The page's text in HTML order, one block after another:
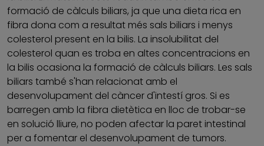
formació de càlculs biliars, ja que una dieta rica en
fibra dona com a resultat més sals biliars i menys
colesterol present en la bilis. La insolubilitat del
colesterol quan es troba en altes concentracions en
la bilis ocasiona la formació de càlculs biliars. Les sals
biliars també s'han relacionat amb el
desenvolupament del càncer d'intestí gros. Si es
barregen amb la fibra dietètica en lloc de trobar-se
en solució lliure, no poden afectar la paret intestinal
per a fomentar el desenvolupament de tumors.